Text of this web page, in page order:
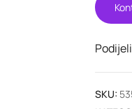
SKU: